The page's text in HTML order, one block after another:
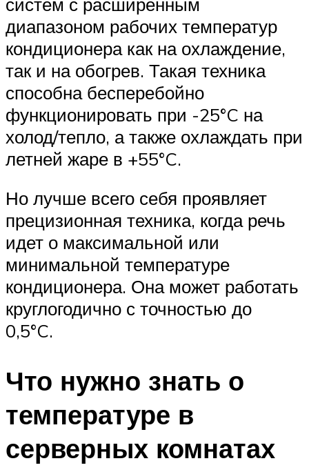
диапазоном рабочих температур
кондиционера как на охлаждение,
так и на обогрев. Такая техника
способна бесперебойно
функционировать при -25°C на
холод/тепло, а также охлаждать при
летней жаре в +55°C.
Но лучше всего себя проявляет
прецизионная техника, когда речь
идет о максимальной или
минимальной температуре
кондиционера. Она может работать
круглогодично с точностью до
0,5°C.
Что нужно знать о
температуре в
серверных комнатах